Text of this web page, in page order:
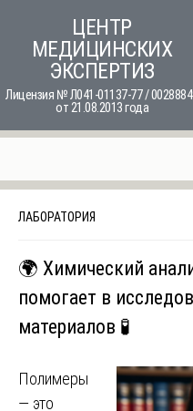
content
ЦЕНТР
МЕДИЦИНСКИХ
ЭКСПЕРТИЗ
Лицензия № Л041-01137-77 /
от 21.08.2013 года
ЛАБОРАТОРИЯ
🌍 Химический
помогает в
материалов 🧪
Полимеры
— это